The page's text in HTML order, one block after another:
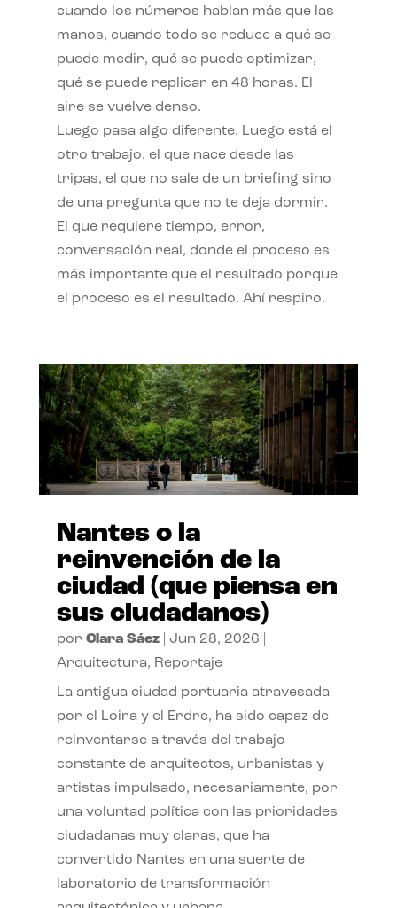
cuando los números hablan más que las
manos, cuando todo se reduce a qué se
puede medir, qué se puede optimizar,
qué se puede replicar en 48 horas. El
aire se vuelve denso.
Luego pasa algo diferente. Luego está el
otro trabajo, el que nace desde las
tripas, el que no sale de un briefing sino
de una pregunta que no te deja dormir.
El que requiere tiempo, error,
conversación real, donde el proceso es
más importante que el resultado porque
el proceso es el resultado. Ahí respiro.
Nantes o la
reinvención de la
ciudad (que piensa en
sus ciudadanos)
por Clara Sáez| Jun 28, 2026
Arquitectura, Reportaje
La antigua ciudad portuaria atravesada
por el Loira y el Erdre, ha sido capaz de
reinventarse a través del trabajo
constante de arquitectos, urbanistas y
artistas impulsado, necesariamente, por
una voluntad política con las prioridades
ciudadanas muy claras, que ha
convertido Nantes en una suerte de
laboratorio de transformación